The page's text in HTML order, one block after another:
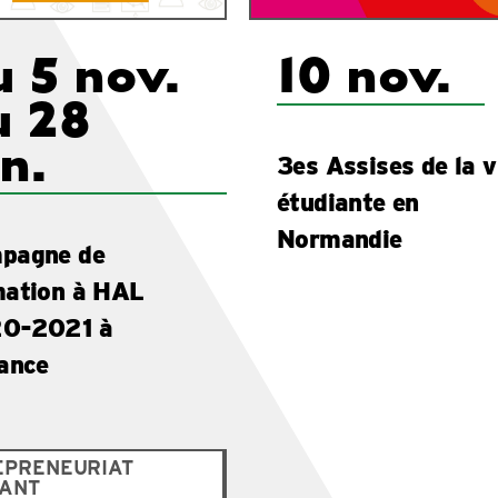
5 nov.
28
de
à HAL
2021 à
10 nov.
3es Assises de la
étudiante en
Normandie